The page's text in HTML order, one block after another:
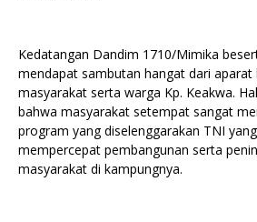
Kedatangan Dandim 1710/Mimika
mendapat sambutan hangat dari
masyarakat serta warga Kp. Keakwa.
bahwa masyarakat setempat sangat
program yang diselenggarakan TNI
mempercepat pembangunan serta
masyarakat di kampungnya.